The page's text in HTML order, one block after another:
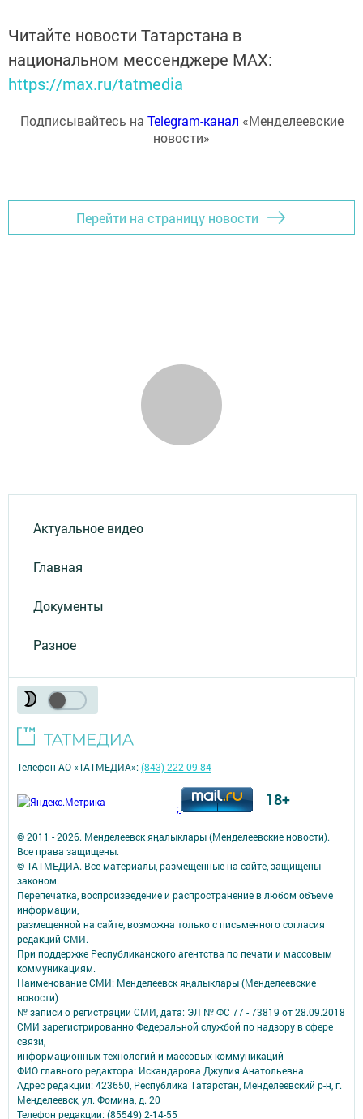
Читайте новости Татарстана в
национальном мессенджере MАХ:
https://max.ru/tatmedia
Подписывайтесь на Telegram-канал «Менделеевские
новости»
Перейти на страницу новости
Актуальное видео
Главная
Документы
Разное
© 2011 - 2026. Менделеевск яӊалыклары (Менделеевские новости).
Все права защищены.
© ТАТМЕДИА. Все материалы, размещенные на сайте, защищены
законом.
Перепечатка, воспроизведение и распространение в любом объеме
информации,
размещенной на сайте, возможна только с письменного согласия
редакций СМИ.
При поддержке Республиканского агентства по печати и массовым
коммуникациям.
Наименование СМИ: Менделеевск яӊалыклары (Менделеевские
новости)
№ записи о регистрации СМИ, дата: ЭЛ № ФС 77 - 73819 от 28.09.2018
СМИ зарегистрированно Федеральной службой по надзору в сфере
связи,
информационных технологий и массовых коммуникаций
ФИО главного редактора: Искандарова Джулия Анатольевна
Адрес редакции: 423650, Республика Татарстан, Менделеевский р-н, г.
Менделеевск, ул. Фомина, д. 20
Телефон редакции: (85549) 2-14-55
Телефон АО «ТАТМЕДИА»:(843) 222 09 84
; 18+